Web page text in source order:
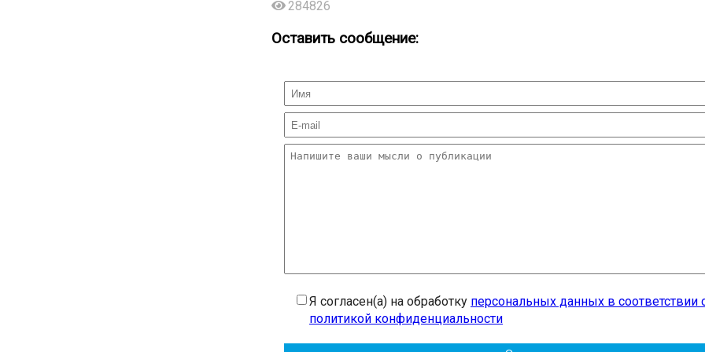
284826
Оставить сообщение:
Я согласен(а) на обработку персональных данных в соответствии
политикой конфиденциальности